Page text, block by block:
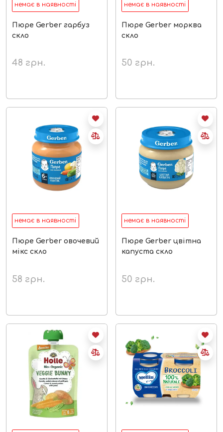
немає в наявності
Пюре Gerber гарбуз
скло
48 грн.
немає в наявності
Пюре Gerber морква
скло
50 грн.
немає в наявності
Пюре Gerber овочевий
мікс скло
58 грн.
немає в наявності
Пюре Gerber цвітна
капуста скло
50 грн.